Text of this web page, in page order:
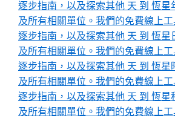
逐步指南，以及探索其他 天 到 恆星
及所有相關單位。我們的免費線上
逐步指南，以及探索其他 天 到 恆星
及所有相關單位。我們的免費線上
逐步指南，以及探索其他 天 到 恆星
及所有相關單位。我們的免費線上
逐步指南，以及探索其他 天 到 恆星
及所有相關單位。我們的免費線上